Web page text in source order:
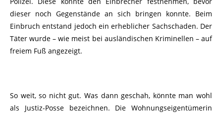
dieser noch Gegenstände an sich bringen konnte. Beim
Einbruch entstand jedoch ein erheblicher Sachschaden. Der
Täter wurde – wie meist bei ausländischen Kriminellen – auf
freiem Fuß angezeigt.
So weit, so nicht gut. Was dann geschah, könnte man wohl
als Justiz-Posse bezeichnen. Die Wohnungseigentümerin